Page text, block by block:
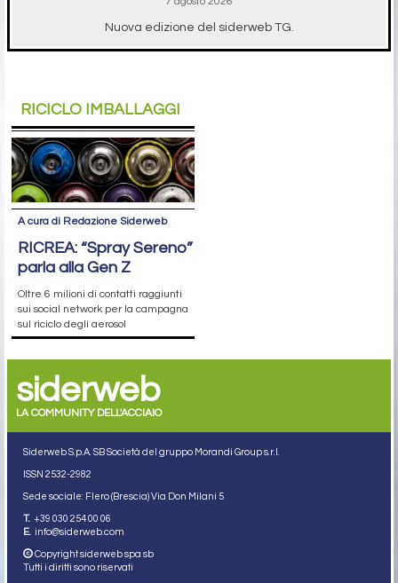
Nuova edizione del siderweb TG.
RICICLO IMBALLAGGI
A cura di Redazione Siderweb
RICREA: “Spray Sereno”
parla alla Gen Z
Oltre 6 milioni di contatti raggiunti
sui social network per la campagna
sul riciclo degli aerosol
siderweb
LA COMMUNITY DELL'ACCIAIO
Siderweb S.p.A. SB Società del gruppo Morandi Group s.r.l.
ISSN 2532-2982
Sede sociale: Flero (Brescia) Via Don Milani 5
T. +39 030 254 00 06
E. info@siderweb.com
Copyright siderweb spa sb
Tutti i diritti sono riservati